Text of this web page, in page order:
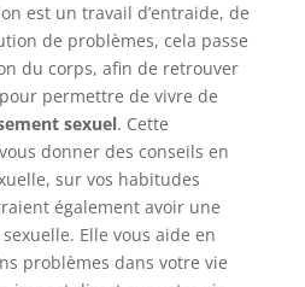
est un travail d’entraide, de
de problèmes, cela passe
du corps, afin de retrouver
permettre de vivre de
sexuel. Cette
donner des conseils en
sur vos habitudes
également avoir une
Elle vous aide en
problèmes dans votre vie